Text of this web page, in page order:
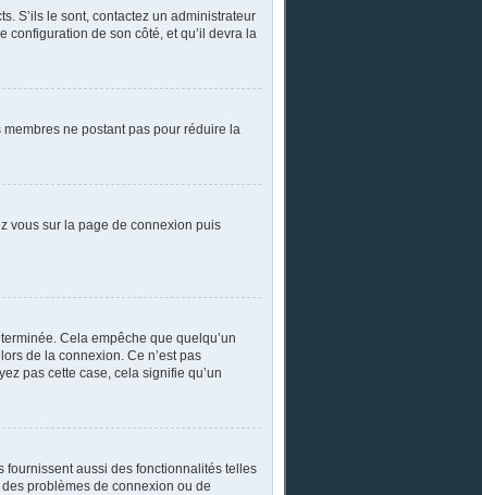
S’ils le sont, contactez un administrateur
configuration de son côté, et qu’il devra la
membres ne postant pas pour réduire la
vous sur la page de connexion puis
Cela empêche que quelqu’un
lors de la connexion. Ce n’est pas
pas cette case, cela signifie qu’un
fournissent aussi des fonctionnalités telles
problèmes de connexion ou de